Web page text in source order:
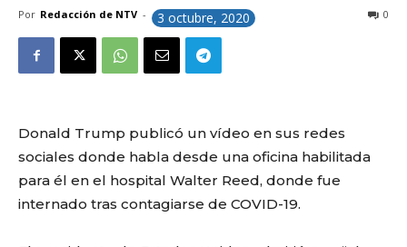
Por Redacción de NTV - 3 octubre, 2020 0
Donald Trump publicó un vídeo en sus redes
sociales donde habla desde una oficina habilitada
para él en el hospital Walter Reed, donde fue
internado tras contagiarse de COVID-19.